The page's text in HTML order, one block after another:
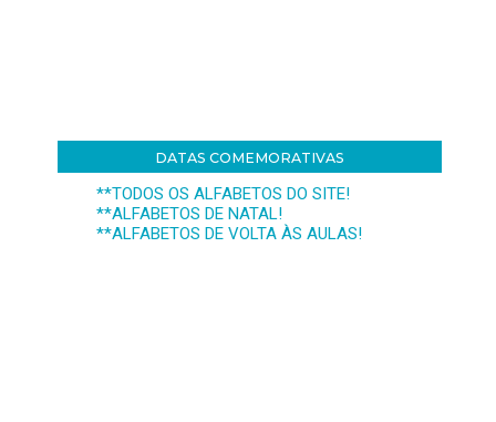
DATAS COMEMORATIVAS
**TODOS OS ALFABETOS DO SITE!
**ALFABETOS DE NATAL!
**ALFABETOS DE VOLTA ÀS AULAS!